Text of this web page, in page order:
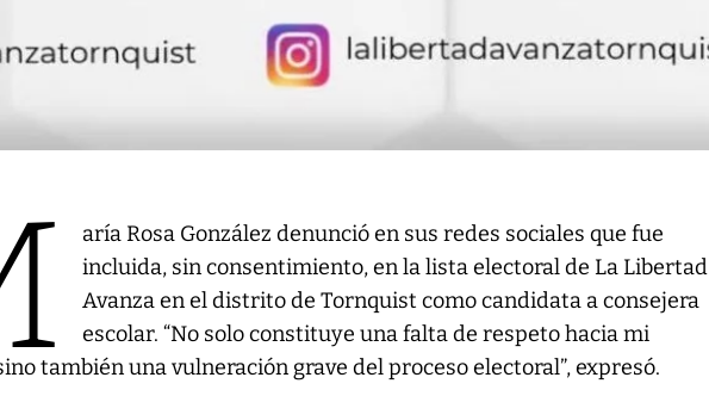
aría Rosa González denunció en sus redes sociales que fue
incluida, sin consentimiento, en la lista electoral de La Libertad
Avanza en el distrito de Tornquist como candidata a consejera
escolar. “No solo constituye una falta de respeto hacia mi
también una vulneración grave del proceso electoral”, expresó.